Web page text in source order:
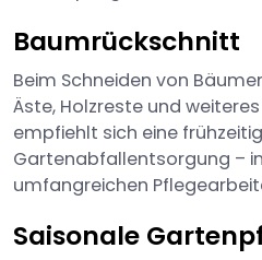
Baumrückschnitt
Beim Schneiden von
Äste, Holzreste und
empfiehlt sich eine
Gartenabfallentsorgung –
umfangreichen
Saisonale